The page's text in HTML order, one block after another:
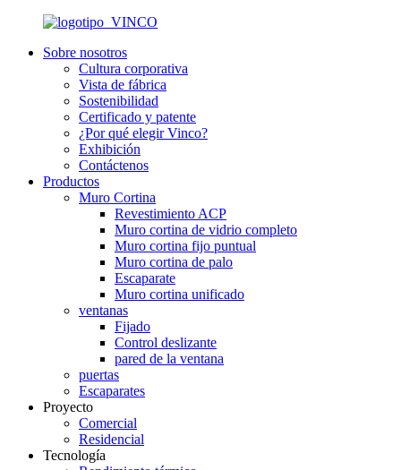
Sobre nosotros
Cultura corporativa
Vista de fábrica
Sostenibilidad
Certificado y patente
¿Por qué elegir Vinco?
Exhibición
Contáctenos
Productos
Muro Cortina
Revestimiento ACP
Muro cortina de vidrio completo
Muro cortina fijo puntual
Muro cortina de palo
Escaparate
Muro cortina unificado
ventanas
Fijado
Control deslizante
pared de la ventana
puertas
Escaparates
Proyecto
Comercial
Residencial
Tecnología